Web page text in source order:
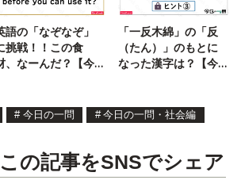
語の「なぞなぞ」
挑戦！！この食
、なーんだ？【今
「一反木綿」の「反
（たん）」のもとに
なった漢字は？【今
# 今日の一問 # 今日の一問・社会編
この記事をSNSでシェア